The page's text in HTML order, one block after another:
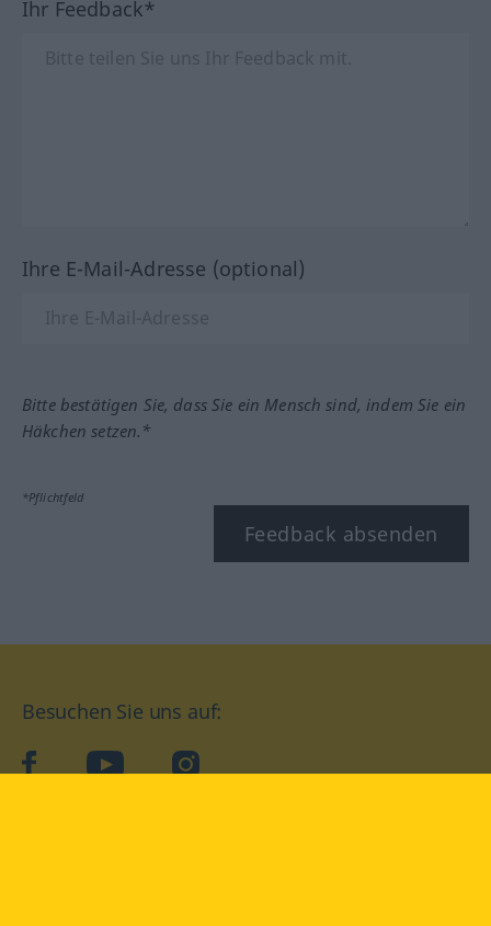
Ihr Feedback*
Ihre E-Mail-Adresse (optional)
Bitte bestätigen Sie, dass Sie ein Mensch sind, indem Sie ein
Häkchen setzen.*
*Pflichtfeld
Feedback absenden
Besuchen Sie uns auf:
facebookYouTube Instagram